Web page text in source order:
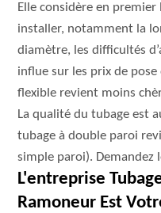
Elle considère en
installer, notamment la
diamètre, les difficultés
influe sur les prix de
flexible revient moins
La qualité du tubage est
tubage à double paroi
simple paroi). Demandez
L'entreprise
Ramoneur Est